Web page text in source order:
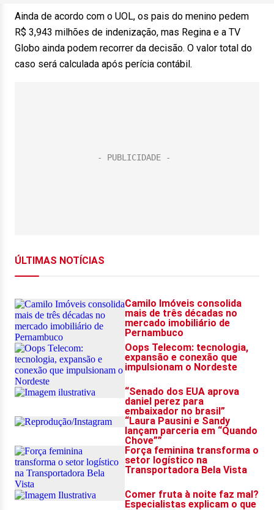
Ainda de acordo com o UOL, os pais do menino pedem
R$ 3,943 milhões de indenização, mas Regina e a TV
Globo ainda podem recorrer da decisão. O valor total do
caso será calculada após perícia contábil.